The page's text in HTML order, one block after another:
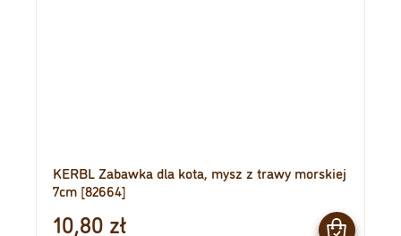
KERBL Zabawka dla kota, mysz z trawy morskiej
7cm [82664]
10,80 zł